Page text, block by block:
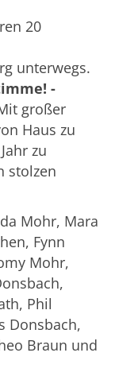
20
unterwegs.
-
großer
Haus zu
zu
stolzen
Mohr, Mara
Fynn
Mohr,
Phil
Donsbach,
Braun und